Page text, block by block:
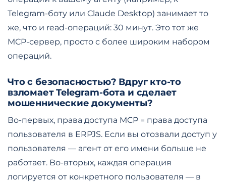
Telegram-боту или Claude Desktop) занимает то
же, что и read-операций: 30 минут. Это тот же
MCP-сервер, просто с более широким набором
операций.
Что с безопасностью? Вдруг кто-то
взломает Telegram-бота и сделает
мошеннические документы?
Во-первых, права доступа MCP = права доступа
пользователя в ERPJS. Если вы отозвали доступ у
пользователя — агент от его имени больше не
работает. Во-вторых, каждая операция
логируется от конкретного пользователя — в